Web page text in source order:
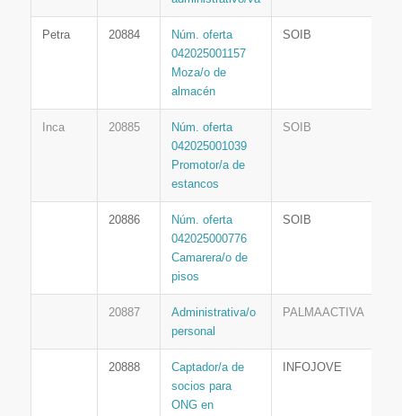
Petra 20884
Núm. oferta
042025001157
Moza/o de
almacén
SOIB
Inca 20885
Núm. oferta
042025001039
Promotor/a de
estancos
SOIB
20886
Núm. oferta
042025000776
Camarera/o de
pisos
SOIB
20887
Administrativa/o
personal
PALMAACTIVA
20888
Captador/a de
socios para
ONG en
INFOJOVE